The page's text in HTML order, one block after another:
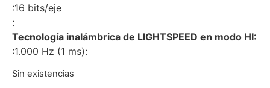
:16 bits/eje
:
Tecnología inalámbrica de LIGHTSPEED en modo HI:
:1.000 Hz (1 ms):
Sin existencias